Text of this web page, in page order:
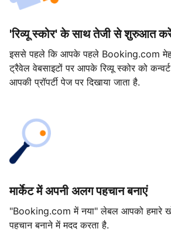
'रिव्यू स्कोर' के साथ तेजी से शुरुआत
इससे पहले कि आपके पहले Booking.com
ट्रैवेल वेबसाइटों पर आपके रिव्यू स्कोर को
आपकी प्रॉपर्टी पेज पर दिखाया जाता है.
मार्केट में अपनी अलग पहचान बनाएं
"Booking.com में नया" लेबल आपको हमारे
पहचान बनाने में मदद करता है.